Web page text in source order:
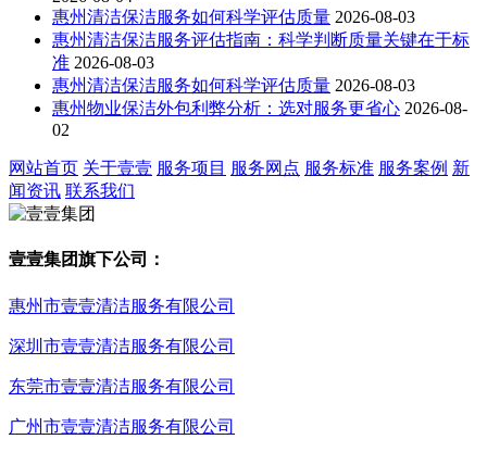
惠州清洁保洁服务如何科学评估质量 2026-08-03
惠州清洁保洁服务评估指南：科学判断质量关键在于标
准 2026-08-03
惠州清洁保洁服务如何科学评估质量 2026-08-03
惠州物业保洁外包利弊分析：选对服务更省心 2026-08-
02
网站首页 关于壹壹 服务项目 服务网点 服务标准 服务案例 新
闻资讯 联系我们
壹壹集团旗下公司：
惠州市壹壹清洁服务有限公司
深圳市壹壹清洁服务有限公司
东莞市壹壹清洁服务有限公司
广州市壹壹清洁服务有限公司